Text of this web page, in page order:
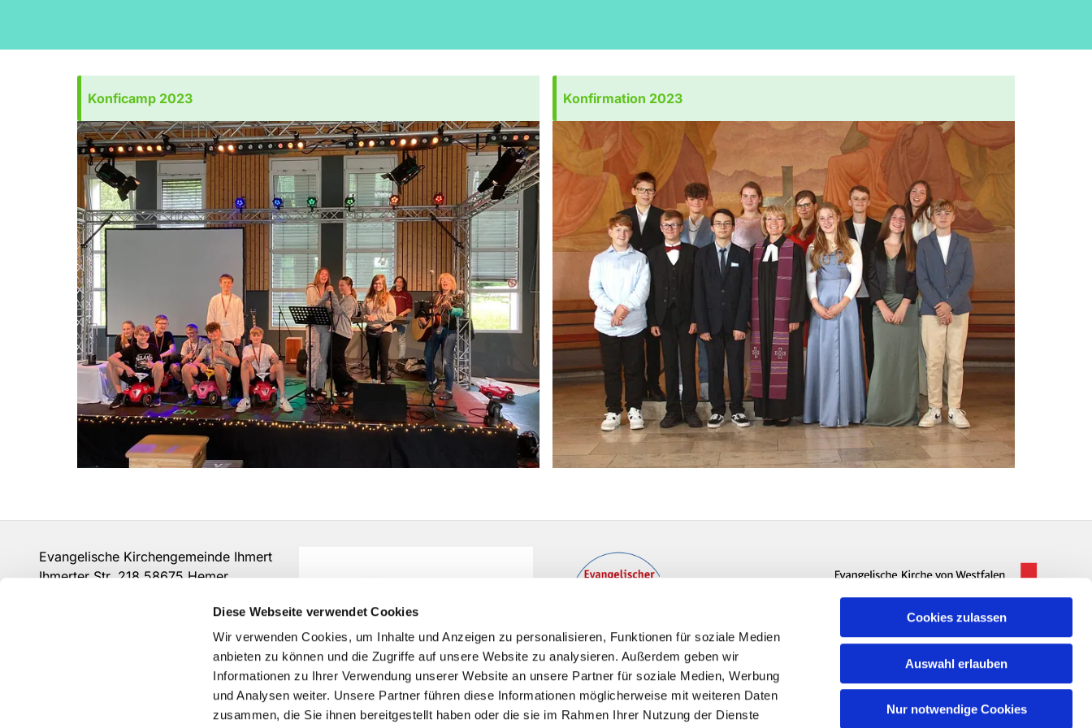
Diese Webseite verwendet Cookies
Wir verwenden Cookies, um Inhalte und Anzeigen zu personalisieren, Funktionen für soziale Medien
anbieten zu können und die Zugriffe auf unsere Website zu analysieren. Außerdem geben wir
Informationen zu Ihrer Verwendung unserer Website an unsere Partner für soziale Medien, Werbung
und Analysen weiter. Unsere Partner führen diese Informationen möglicherweise mit weiteren Daten
zusammen, die Sie ihnen bereitgestellt haben oder die sie im Rahmen Ihrer Nutzung der Dienste
Cookies zulassen
Auswahl erlauben
Nur notwendige Cookies
Konficamp 2023 Konfirmation 2023
Evangelische Kirchengemeinde Ihmert
Ihmerter Str. 218 58675 Hemer